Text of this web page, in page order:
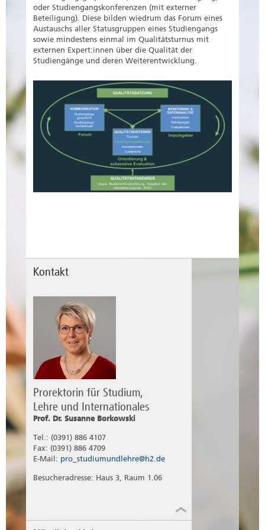
oder Studiengangskonferenzen (mit externer
Beteiligung). Diese bilden wiedrum das Forum eines
Austauschs aller Statusgruppen eines Studiengangs
sowie mindestens einmal im Qualitätsturnus mit
externen Expert:innen über die Qualität der
Studiengänge und deren Weiterentwicklung.
Kontakt
Prorektorin für Studium,
Lehre und Internationales
Prof. Dr. Susanne Borkowski
Tel.: (0391) 886 4107
Fax: (0391) 886 4709
E-Mail: pro_studiumundlehre@h2.de
Besucheradresse: Haus 3, Raum 1.06